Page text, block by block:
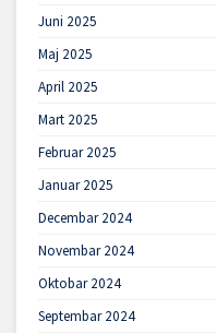
Juni 2025
Maj 2025
April 2025
Mart 2025
Februar 2025
Januar 2025
Decembar 2024
Novembar 2024
Oktobar 2024
Septembar 2024